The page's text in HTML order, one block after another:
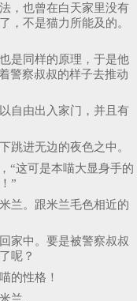
，也曾在白天家里没有
，不是猫力所能及的。
是同样的原理，于是他
警察叔叔的样子去推动
自由出入家门，并且有
跳进无边的夜色之中。
“这可是本喵大显身手的
”
兰。跟米兰毛色相近的
家中。要是被警察叔叔
呢？
的性格！
兰。